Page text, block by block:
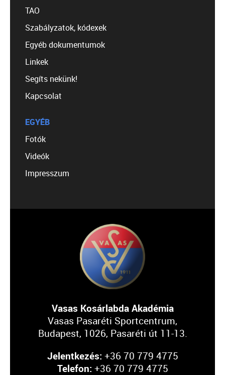
TAO
Szabályzatok, kódexek
Egyéb dokumentumok
Linkek
Segíts nekünk!
Kapcsolat
EGYÉB
Fotók
Videók
Impresszum
Vasas Kosárlabda Akadémia
Vasas Pasaréti Sportcentrum,
Budapest, 1026, Pasaréti út 11-13.
Jelentkezés: +36 70 779 4775
Telefon: +36 70 779 4775